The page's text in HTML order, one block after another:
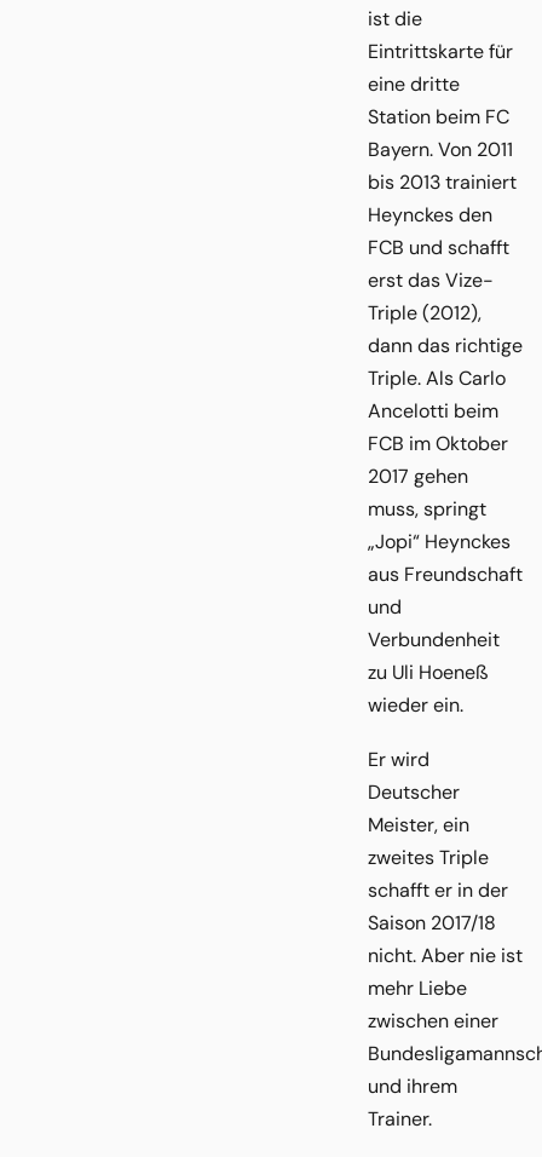
ist die
Eintrittskarte für
eine dritte
Station beim FC
Bayern. Von 2011
bis 2013 trainiert
Heynckes den
FCB und schafft
erst das Vize-
Triple (2012),
dann das richtige
Triple. Als Carlo
Ancelotti beim
FCB im Oktober
2017 gehen
muss, springt
„Jopi“ Heynckes
aus Freundschaft
und
Verbundenheit
zu Uli Hoeneß
wieder ein.
Er wird
Deutscher
Meister, ein
zweites Triple
schafft er in der
Saison 2017/18
nicht. Aber nie ist
mehr Liebe
zwischen einer
und ihrem
Trainer.